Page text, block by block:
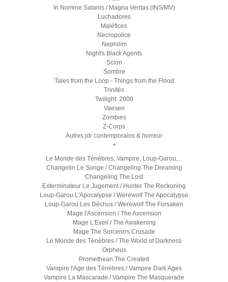
In Nomine Satanis / Magna Veritas (INS/MV)
Luchadores
Maléfices
Necropolice
Nephilim
Night's Black Agents
Scion
Sombre
Tales from the Loop - Things from the Flood
Trinités
Twilight: 2000
Vaesen
Zombies
Z-Corps
Autres jdr contemporains & horreur
+
Le Monde des Ténèbres, Vampire, Loup-Garou,...
Changelin Le Songe / Changeling The Dreaming
Changeling The Lost
Exterminateur Le Jugement / Hunter The Reckoning
Loup-Garou L'Apocalypse / Werewolf The Apocalypse
Loup-Garou Les Déchus / Werewolf The Forsaken
Mage l'Ascension / The Ascension
Mage L'Eveil / The Awakening
Mage The Sorcerers Crusade
Le Monde des Ténèbres / The World of Darkness
Orpheus
Promethean The Created
Vampire l'Age des Ténèbres / Vampire Dark Ages
Vampire La Mascarade / Vampire The Masquerade